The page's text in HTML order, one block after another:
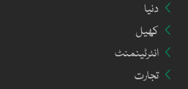
دنیا
کھیل
انٹرٹینمنٹ
تجارت